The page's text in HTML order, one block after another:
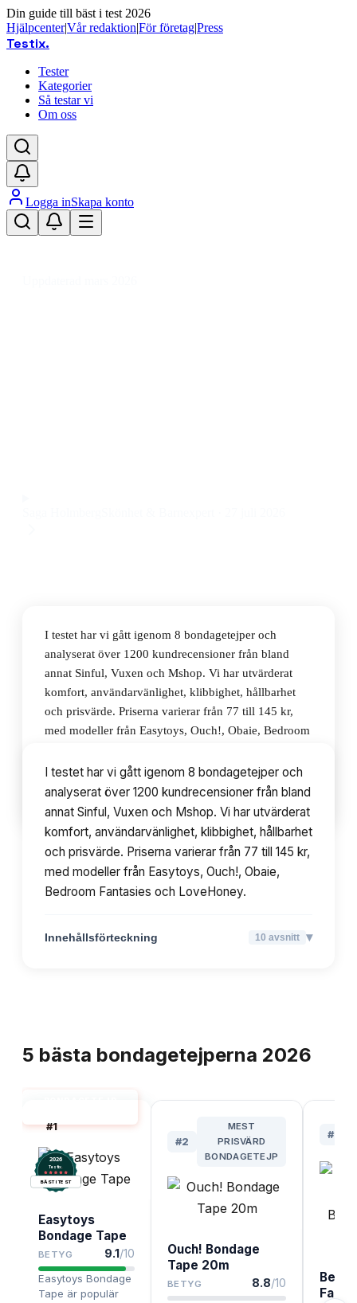
Din guide till bäst i test 2026
Hjälpcenter|Vår redaktion|För företag|Press
Testix.
Tester
Kategorier
Så testar vi
Om oss
Logga inSkapa konto
I testet har vi gått igenom 8 bondagetejper och
analyserat över 1200 kundrecensioner från bland
annat Sinful, Vuxen och Mshop. Vi har utvärderat
komfort, användarvänlighet, klibbighet, hållbarhet
och prisvärde. Priserna varierar från 77 till 145 kr,
med modeller från Easytoys, Ouch!, Obaie, Bedroom
Innehållsförteckning 10avsnitt ▾
I testet har vi gått igenom 8 bondagetejper och
analyserat över 1200 kundrecensioner från bland
annat Sinful, Vuxen och Mshop. Vi har utvärderat
komfort, användarvänlighet, klibbighet, hållbarhet
och prisvärde. Priserna varierar från 77 till 145 kr,
med modeller från Easytoys, Ouch!, Obaie,
Bedroom Fantasies och LoveHoney.
Innehållsförteckning 10 avsnitt ▾
5 bästa bondagetejperna 2026
#1
2026
Testix.
BÄST I TEST
Easytoys
Bondage Tape
BETYG 9.1/10
Easytoys Bondage
Tape är populär
#2
MEST
PRISVÄRD
BONDAGETEJP
Ouch! Bondage
Tape 20m
BETYG 8.8/10
#3